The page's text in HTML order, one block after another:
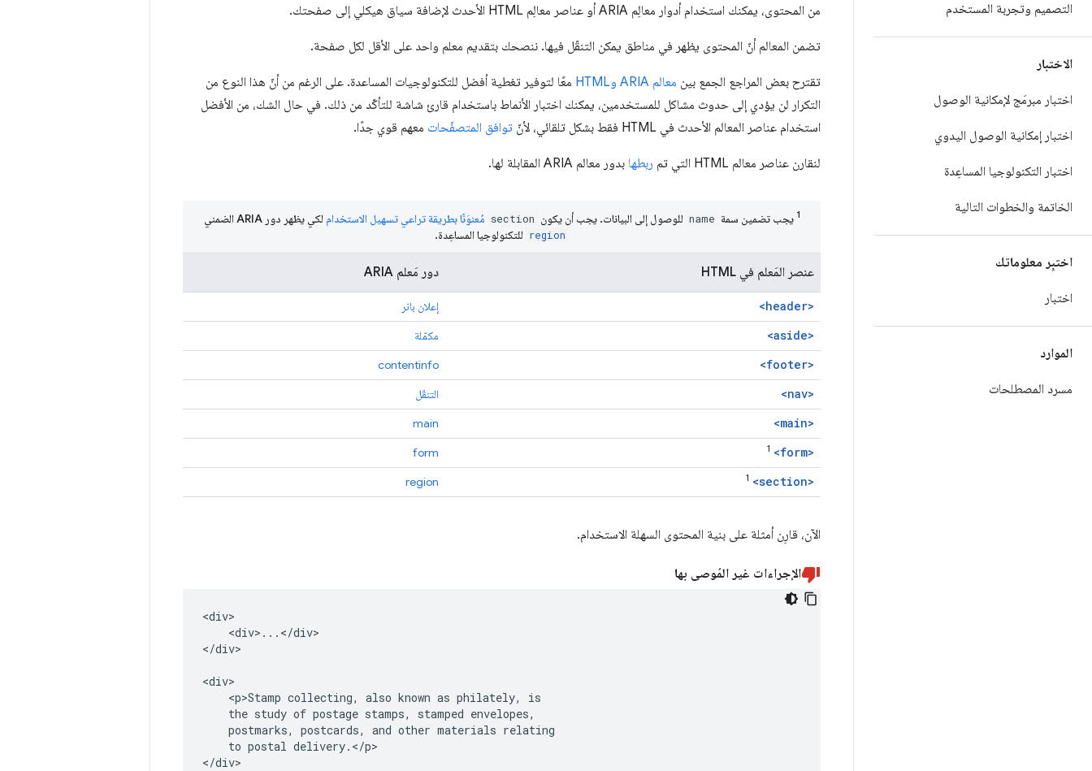
التصميم وتجربة المستخدم
الاختبار
اختبار مبرمَج لإمكانية الوصول
اختبار إمكانية الوصول اليدوي
اختبار التكنولوجيا المساعِدة
الخاتمة والخطوات التالية
اختبِر معلوماتك
اختبار
الموارد
مسرد المصطلحات
من المحتوى، يمكنك استخدام أدوار معالِم ARIA أو عناصر معالِم HTML الأحدث لإضافة سياق هيكلي إلى صفحتك.
تضمن المعالم أنّ المحتوى يظهر في مناطق يمكن التنقّل فيها. ننصحك بتقديم معلم واحد على الأقل لكل صفحة.
تقترح بعض المراجع الجمع بين معالم ARIA وHTML
معًا لتوفير تغطية أفضل للتكنولوجيات المساعدة. على الرغم من أنّ هذا النوع من
التكرار لن يؤدي إلى حدوث مشاكل للمستخدمين، يمكنك اختبار الأنماط باستخدام قارئ شاشة للتأكّد من ذلك. في حال الشك، من الأفضل
استخدام عناصر المعالم الأحدث في HTML فقط بشكل تلقائي، لأنّ
توافق المتصفّحات معهم قوي جدًا.
لنقارن عناصر معالم HTML التي تم ربطها بدور معالم ARIA المقابلة لها.
عنصر المَعلم في HTML دور مَعلم ARIA
<header> إعلان بانر
<aside> مكمّلة
<footer>
contentinfo
<nav> التنقّل
<main>
main
<form>
1
form
<section>
1
region
1 يجب تضمين سمة name للوصول إلى البيانات. يجب أن يكون section مُعنوَنًا بطريقة تراعي تسهيل الاستخدام لكي يظهر دور ARIA الضمني
region للتكنولوجيا المساعِدة.
الآن، قارِن أمثلة على بنية المحتوى السهلة الاستخدام.
الإجراءات غير المُوصى بها
<div>
    <div>...</div>
</div>
<div>
    <p>Stamp collecting, also known as philately, is
    the study of postage stamps, stamped envelopes,
    postmarks, postcards, and other materials relating
    to postal delivery.</p>
</div>